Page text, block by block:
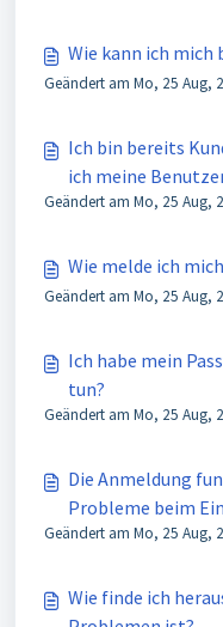
Wie kann ich mich
Geändert am Mo, 25 Aug,
Ich bin bereits
ich meine
Geändert am Mo, 25 Aug,
Wie melde ich
Geändert am Mo, 25 Aug,
Ich habe mein
tun?
Geändert am Mo, 25 Aug,
Die Anmeldung
Probleme beim
Geändert am Mo, 25 Aug,
Wie finde ich